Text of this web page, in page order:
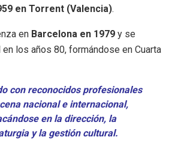
en Torrent (Valencia).
en Barcelona en 1979 y se
los años 80, formándose en Cuarta
con reconocidos profesionales
nacional e internacional,
en la dirección, la
y la gestión cultural.